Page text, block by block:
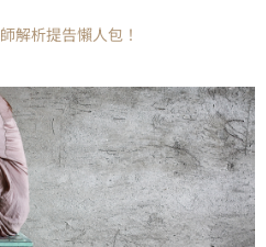
解析提告懶人包！